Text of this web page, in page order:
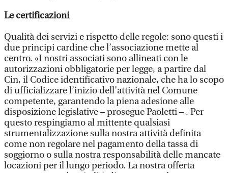
Le certificazioni
Qualità dei servizi e rispetto delle regole: sono questi i
due principi cardine che l’associazione mette al
centro. «I nostri associati sono allineati con le
autorizzazioni obbligatorie per legge, a partire dal
Cin, il Codice identificativo nazionale, che ha lo scopo
di ufficializzare l’inizio dell’attività nel Comune
competente, garantendo la piena adesione alle
disposizione legislative – prosegue Paoletti – . Per
questo respingiamo al mittente qualsiasi
strumentalizzazione sulla nostra attività definita
come non regolare nel pagamento della tassa di
soggiorno o sulla nostra responsabilità delle mancate
locazioni per il lungo periodo. La nostra offerta